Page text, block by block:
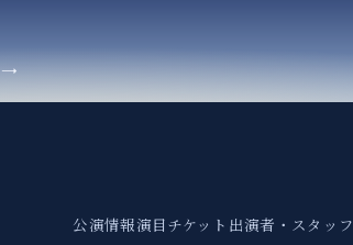
→
公演情報演目チケット 出演者・スタッフ